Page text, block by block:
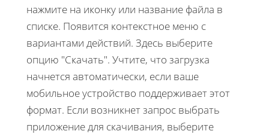
нажмите на иконку или название файла в
списке. Появится контекстное меню с
вариантами действий. Здесь выберите
опцию "Скачать". Учтите, что загрузка
начнется автоматически, если ваше
мобильное устройство поддерживает этот
формат. Если возникнет запрос выбрать
приложение для скачивания, выберите